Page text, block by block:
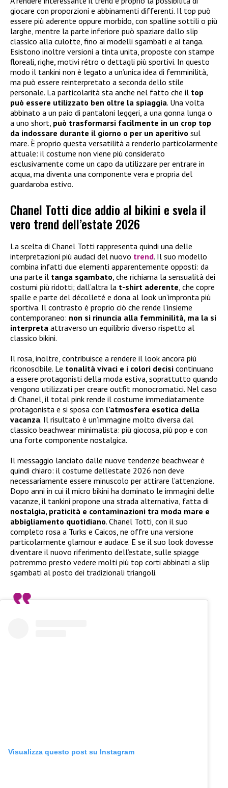
giocare con proporzioni e abbinamenti differenti. Il top può
essere più aderente oppure morbido, con spalline sottili o più
larghe, mentre la parte inferiore può spaziare dallo slip
classico alla culotte, fino ai modelli sgambati e ai tanga.
Esistono inoltre versioni a tinta unita, proposte con stampe
floreali, righe, motivi rétro o dettagli più sportivi. In questo
modo il tankini non è legato a un’unica idea di femminilità,
ma può essere reinterpretato a seconda dello stile
personale. La particolarità sta anche nel fatto che il top
può essere utilizzato ben oltre la spiaggia. Una volta
abbinato a un paio di pantaloni leggeri, a una gonna lunga o
a uno short, può trasformarsi facilmente in un crop top
da indossare durante il giorno o per un aperitivo sul
mare. È proprio questa versatilità a renderlo particolarmente
attuale: il costume non viene più considerato
esclusivamente come un capo da utilizzare per entrare in
acqua, ma diventa una componente vera e propria del
guardaroba estivo.
Chanel Totti dice addio al bikini e svela il
vero trend dell’estate 2026
La scelta di Chanel Totti rappresenta quindi una delle
interpretazioni più audaci del nuovo trend. Il suo modello
combina infatti due elementi apparentemente opposti: da
una parte il tanga sgambato, che richiama la sensualità dei
costumi più ridotti; dall’altra la t-shirt aderente, che copre
spalle e parte del décolleté e dona al look un’impronta più
sportiva. Il contrasto è proprio ciò che rende l’insieme
contemporaneo: non si rinuncia alla femminilità, ma la si
interpreta attraverso un equilibrio diverso rispetto al
classico bikini.
Il rosa, inoltre, contribuisce a rendere il look ancora più
riconoscibile. Le tonalità vivaci e i colori decisi continuano
a essere protagonisti della moda estiva, soprattutto quando
vengono utilizzati per creare outfit monocromatici. Nel caso
di Chanel, il total pink rende il costume immediatamente
protagonista e si sposa con l’atmosfera esotica della
vacanza. Il risultato è un’immagine molto diversa dal
classico beachwear minimalista: più giocosa, più pop e con
una forte componente nostalgica.
Il messaggio lanciato dalle nuove tendenze beachwear è
quindi chiaro: il costume dell’estate 2026 non deve
necessariamente essere minuscolo per attirare l’attenzione.
Dopo anni in cui il micro bikini ha dominato le immagini delle
vacanze, il tankini propone una strada alternativa, fatta di
nostalgia, praticità e contaminazioni tra moda mare e
abbigliamento quotidiano. Chanel Totti, con il suo
completo rosa a Turks e Caicos, ne offre una versione
particolarmente glamour e audace. E se il suo look dovesse
diventare il nuovo riferimento dell’estate, sulle spiagge
potremmo presto vedere molti più top corti abbinati a slip
sgambati al posto dei tradizionali triangoli.
Visualizza questo post su Instagram